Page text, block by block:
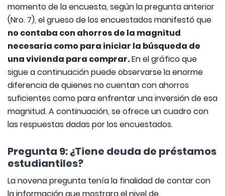
momento de la encuesta, según la pregunta anterior
(Nro. 7), el grueso de los encuestados manifestó que
no contaba con ahorros de la magnitud
necesaria como para iniciar la búsqueda de
una vivienda para comprar.En el gráfico que
sigue a continuación puede observarse la enorme
diferencia de quienes no cuentan con ahorros
suficientes como para enfrentar una inversión de esa
magnitud. A continuación, se ofrece un cuadro con
las respuestas dadas por los encuestados.
Pregunta 9: ¿Tiene deuda de préstamos
estudiantiles?
La novena pregunta tenía la finalidad de contar con
la información que mostrara el nivel de